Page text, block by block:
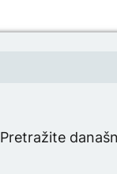
Pretražite